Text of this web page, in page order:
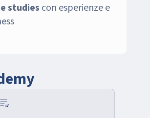
studies con esperienze e
docs_apps_script